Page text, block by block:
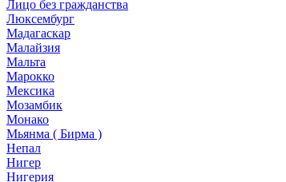
Лицо без гражданства
Люксембург
Мадагаскар
Малайзия
Мальта
Марокко
Мексика
Мозамбик
Монако
Мьянма ( Бирма )
Непал
Нигер
Нигерия